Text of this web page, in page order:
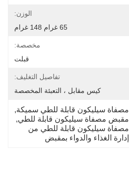
الوزن:
65 غرام 148 غرام
مخصصة:
قبلت
تفاصيل التغليف:
كيس مقابل ، التعبئة المخصصة
مصفاة سيليكون قابلة للطي سميكة,
مقبض مصفاة سيليكون قابلة للطي ,
مصفاة سيليكون قابلة للطي من
إدارة الغذاء والدواء بمقبض